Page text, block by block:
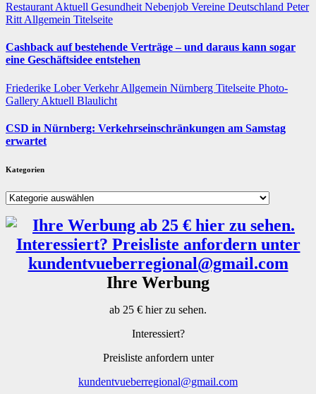
Restaurant Aktuell Gesundheit Nebenjob Vereine Deutschland Peter
Ritt Allgemein Titelseite
Cashback auf bestehende Verträge – und daraus kann sogar
eine Geschäftsidee entstehen
Friederike LoberVerkehrAllgemein Nürnberg Titelseite Photo-
Gallery Aktuell Blaulicht
CSD in Nürnberg: Verkehrseinschränkungen am Samstag
erwartet
Kategorien
Kategorien
Ihre Werbung
ab 25 € hier zu sehen.
Interessiert?
Preisliste anfordern unter
kundentvueberregional@gmail.com